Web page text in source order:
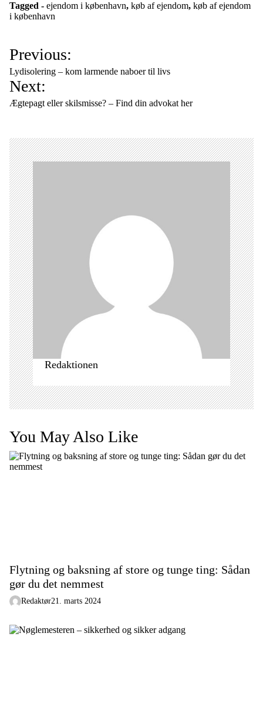
Tagged - ejendom i københavn, køb af ejendom, køb af ejendom
i københavn
I
n
d
l
s
n
a
v
i
g
a
t
i
o
n
Previous:
Lydisolering – kom larmende naboer til livs
Next:
Ægtepagt eller skilsmisse? – Find din advokat her
Redaktionen
You May Also Like
Flytning og baksning af store og tunge ting: Sådan
gør du det nemmest
Redaktør21. marts 2024